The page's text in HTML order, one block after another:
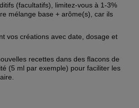
(facultatifs), limitez-vous à 1-3%
mélange base + arôme(s), car ils
vos créations avec date, dosage et
recettes dans des flacons de
(5 ml par exemple) pour faciliter les